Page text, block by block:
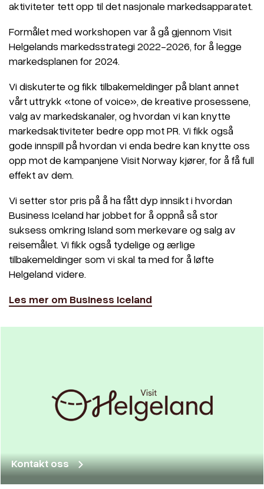
aktiviteter tett opp til det nasjonale markedsapparatet.
Formålet med workshopen var å gå gjennom Visit
Helgelands markedsstrategi 2022-2026, for å legge
markedsplanen for 2024.
Vi diskuterte og fikk tilbakemeldinger på blant annet
vårt uttrykk «tone of voice», de kreative prosessene,
valg av markedskanaler, og hvordan vi kan knytte
markedsaktiviteter bedre opp mot PR. Vi fikk også
gode innspill på hvordan vi enda bedre kan knytte oss
opp mot de kampanjene Visit Norway kjører, for å få full
effekt av dem.
Vi setter stor pris på å ha fått dyp innsikt i hvordan
Business Iceland har jobbet for å oppnå så stor
suksess omkring Island som merkevare og salg av
reisemålet. Vi fikk også tydelige og ærlige
tilbakemeldinger som vi skal ta med for å løfte
Helgeland videre.
Les mer om Business Iceland
Kontakt oss